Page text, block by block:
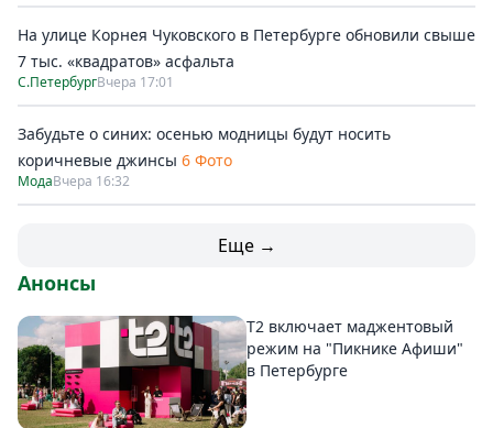
На улице Корнея Чуковского в Петербурге обновили свыше
7 тыс. «квадратов» асфальта
С.ПетербургВчера 17:01
Забудьте о синих: осенью модницы будут носить
коричневые джинсы 6 Фото
МодаВчера 16:32
Еще →
Анонсы
Т2 включает маджентовый
режим на "Пикнике Афиши"
в Петербурге